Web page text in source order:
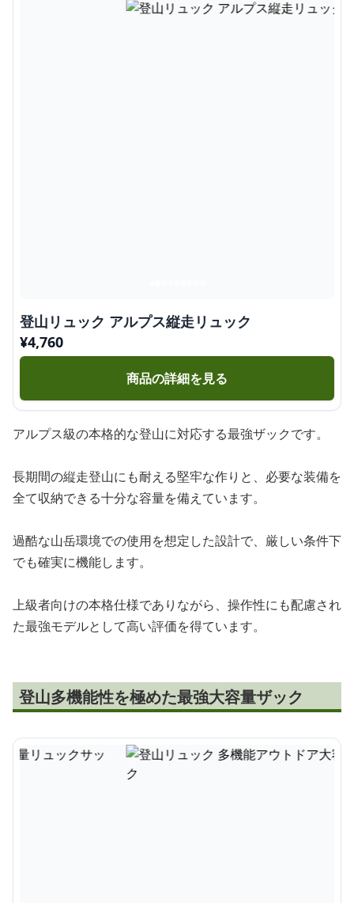
登山リュック アルプス縦走リュック
¥4,760
商品の詳細を見る
アルプス級の本格的な登山に対応する最強ザックです。
長期間の縦走登山にも耐える堅牢な作りと、必要な装備を
全て収納できる十分な容量を備えています。
過酷な山岳環境での使用を想定した設計で、厳しい条件下
でも確実に機能します。
上級者向けの本格仕様でありながら、操作性にも配慮され
た最強モデルとして高い評価を得ています。
登山多機能性を極めた最強大容量ザック